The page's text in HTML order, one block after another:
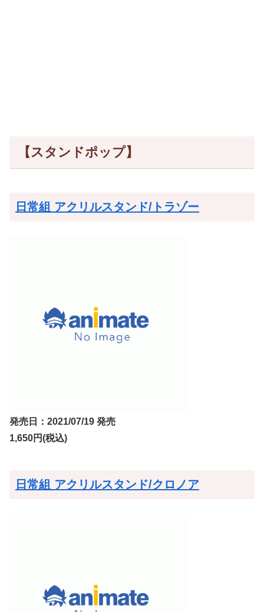
【スタンドポップ】
日常組 アクリルスタンド/トラゾー
発売日：2021/07/19 発売
1,650円(税込)
日常組 アクリルスタンド/クロノア